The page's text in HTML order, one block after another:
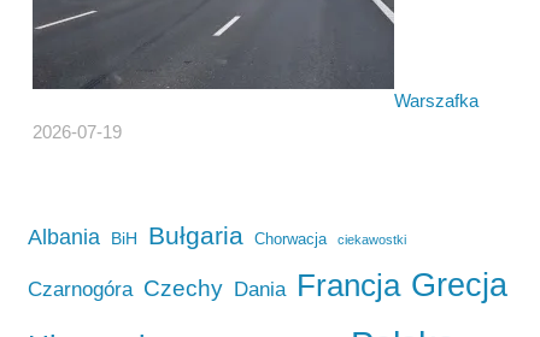
Warszafka
2026-07-19
Albania BiH Bułgaria Chorwacja ciekawostki
Czarnogóra Czechy Dania Francja Grecja